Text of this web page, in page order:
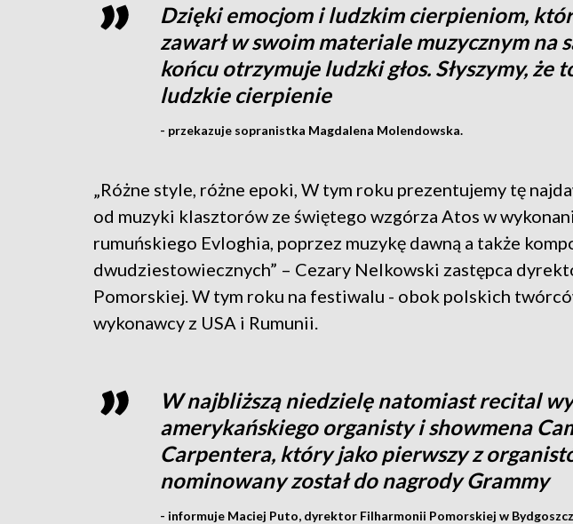
Dzięki emocjom i ludzkim cierpieniom,
zawarł w swoim materiale muzycznym na
końcu otrzymuje ludzki głos. Słyszymy, że
ludzkie cierpienie
- przekazuje sopranistka Magdalena Molendowska.
„Różne style, różne epoki, W tym roku prezentujemy tę
od muzyki klasztorów ze świętego wzgórza Atos w
rumuńskiego Evloghia, poprzez muzykę dawną a także
dwudziestowiecznych” – Cezary Nelkowski zastępca
Pomorskiej. W tym roku na festiwalu - obok polskich
wykonawcy z USA i Rumunii.
W najbliższą niedzielę natomiast recital
amerykańskiego organisty i showmena
Carpentera, który jako pierwszy z
nominowany został do nagrody Grammy
- informuje Maciej Puto, dyrektor Filharmonii Pomorskiej w